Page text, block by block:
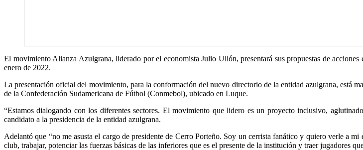
El movimiento Alianza Azulgrana, liderado por el economista Julio Ullón, presentará sus propuestas de
enero de 2022.
La presentación oficial del movimiento, para la conformación del nuevo directorio de la entidad azulgrana, está
de la Confederación Sudamericana de Fútbol (Conmebol), ubicado en Luque.
“Estamos dialogando con los diferentes sectores. El movimiento que lidero es un proyecto inclusivo,
candidato a la presidencia de la entidad azulgrana.
Adelantó que “no me asusta el cargo de presidente de Cerro Porteño. Soy un cerrista fanático y quiero verle a
club, trabajar, potenciar las fuerzas básicas de las inferiores que es el presente de la institución y traer jugadores